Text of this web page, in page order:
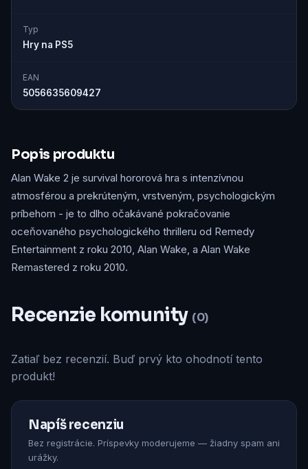
Typ
Hry na PS5
EAN
5056635609427
Popis produktu
Alan Wake 2 je survival hororová hra s intenzívnou
atmosférou a prekrúteným, vrstveným, psychologickým
príbehom - je to dlho očakávané pokračovanie
oceňovaného psychologického thrilleru od Remedy
Entertainment z roku 2010, Alan Wake, a Alan Wake
Remastered z roku 2010.
Recenzie komunity (0)
Zatiaľ bez recenzií. Buď prvý kto ohodnotí tento
produkt!
Napíš recenziu
Bez registrácie. Príspevky moderujeme — žiadny spam ani
urážky.